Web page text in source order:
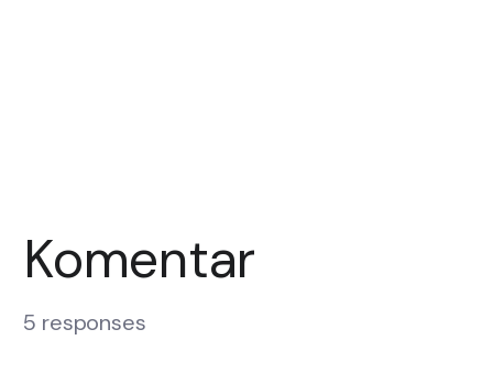
Komentar
5 responses